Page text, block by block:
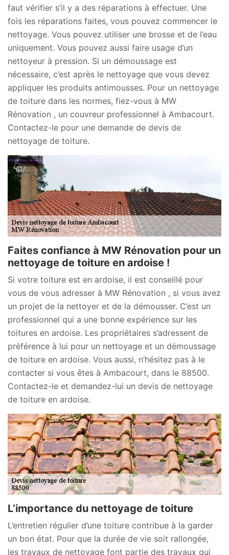
faut vérifier s’il y a des réparations à effectuer. Une
fois les réparations faites, vous pouvez commencer le
nettoyage. Vous pouvez utiliser une brosse et de l’eau
uniquement. Vous pouvez aussi faire usage d’un
nettoyeur à pression. Si un démoussage est
nécessaire, c’est après le nettoyage que vous devez
appliquer les produits antimousses. Pour un nettoyage
de toiture dans les normes, fiez-vous à MW
Rénovation , un couvreur professionnel à Ambacourt.
Contactez-le pour une demande de devis de
nettoyage de toiture.
Faites confiance à MW Rénovation pour un
nettoyage de toiture en ardoise !
Si votre toiture est en ardoise, il est conseillé pour
vous de vous adresser à MW Rénovation , si vous avez
un projet de la nettoyer et de la démousser. C’est un
professionnel qui a une bonne expérience sur les
toitures en ardoise. Les propriétaires s’adressent de
préférence à lui pour un nettoyage et un démoussage
de toiture en ardoise. Vous aussi, n’hésitez pas à le
contacter si vous êtes à Ambacourt, dans le 88500.
Contactez-le et demandez-lui un devis de nettoyage
de toiture en ardoise.
L’importance du nettoyage de toiture
L’entretien régulier d’une toiture contribue à la garder
un bon état. Pour que la durée de vie soit rallongée,
les travaux de nettoyage font partie des travaux qui